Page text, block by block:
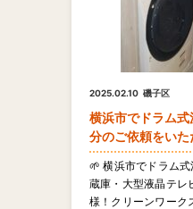
2025.02.10 磯子区
横浜市でドラム
分のご依頼をい
🌱 横浜市でドラム
蔵庫・大型液晶テレ
様！クリーンワーク